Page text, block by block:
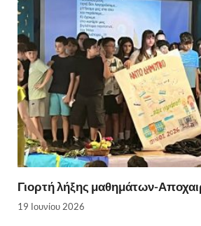
Γιορτή λήξης μαθημάτων-
19 Ιουνίου 2026